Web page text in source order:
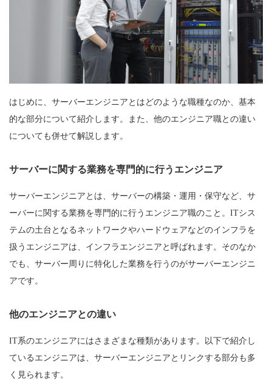
はじめに、サーバーエンジニアとはどのような職種なのか、基本
的な部分について紹介します。また、他のエンジニア職との違い
についても併せて解説します。
サーバーに関する業務を専門的に行うエンジニア
サーバーエンジニアとは、サーバーの構築・運用・保守など、サ
ーバーに関する業務を専門的に行うエンジニア職のこと。ITシス
テムの土台となるネットワークやハードウェアなどのインフラを
扱うエンジニアは、インフラエンジニアと呼ばれます。そのなか
でも、サーバー周りに特化した業務を行うのがサーバーエンジニ
アです。
他のエンジニアとの違い
IT系のエンジニアにはさまざまな種類があります。以下で紹介し
ているエンジニアは、サーバーエンジニアとリンクする部分も多
く見られます。